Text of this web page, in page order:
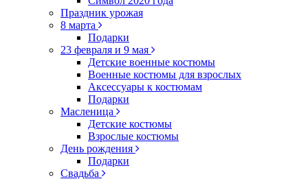
Праздник урожая
8 марта
Подарки
23 февраля и 9 мая
Детские военные костюмы
Военные костюмы для взрослых
Аксессуары к костюмам
Подарки
Масленица
Детские костюмы
Взрослые костюмы
День рождения
Подарки
Свадьба